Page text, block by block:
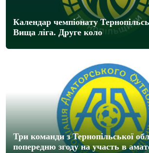
Календар чемпіонату
Вища ліга. Друге коло
Три команди з Тернопільської
попередню згоду на участь в